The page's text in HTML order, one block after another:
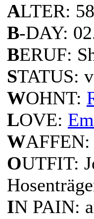
ALTER: 58
B-DAY:
BERUF:
STATUS:
WOHNT:
LOVE:
W
OUTFIT:
IN PAIN: